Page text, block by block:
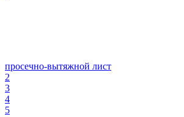
просечно-вытяжной лист
2
3
4
5